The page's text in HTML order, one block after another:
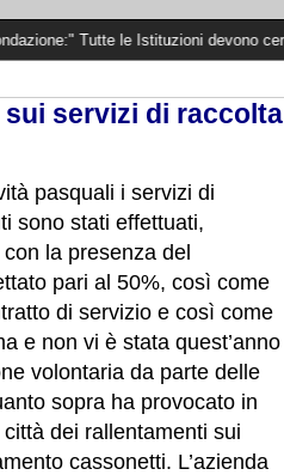
le Istituzioni devono cercare la verità"
servizi di raccolta
pasquali i servizi di
sono stati effettuati,
la presenza del
pari al 50%, così come
di servizio e così come
e non vi è stata quest’anno
volontaria da parte delle
sopra ha provocato in
dei rallentamenti sui
cassonetti. L’azienda